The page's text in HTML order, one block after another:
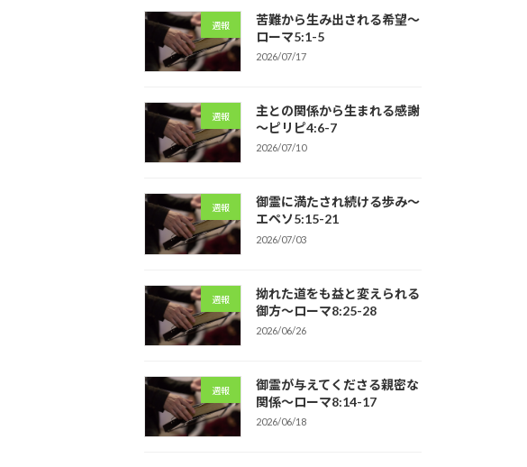
週報
苦難から生み出される希望～
ローマ5:1-5
2026/07/17
週報
主との関係から生まれる感謝
～ピリピ4:6-7
2026/07/10
週報
御霊に満たされ続ける歩み～
エペソ5:15-21
2026/07/03
週報
拗れた道をも益と変えられる
御方～ローマ8:25-28
2026/06/26
週報
御霊が与えてくださる親密な
関係～ローマ8:14-17
2026/06/18